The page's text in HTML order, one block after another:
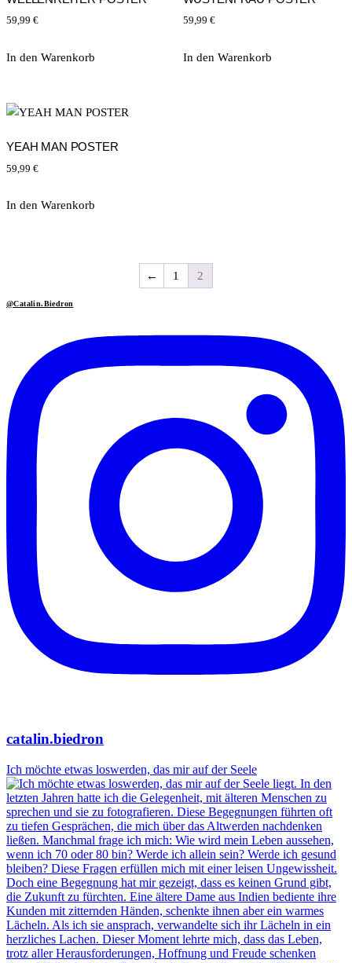
59,99 €
In den Warenkorb
59,99 €
In den Warenkorb
YEAH MAN POSTER
59,99 €
In den Warenkorb
← 1 2
@Catalin.Biedron
catalin.biedron
Ich möchte etwas loswerden, das mir auf der Seele